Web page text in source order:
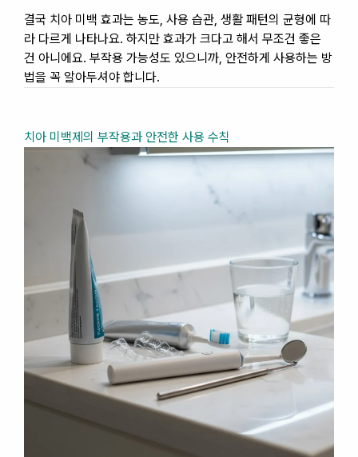
결국 치아 미백 효과는 농도, 사용 습관, 생활 패턴의 균형에 따
라 다르게 나타나요. 하지만 효과가 크다고 해서 무조건 좋은
건 아니에요. 부작용 가능성도 있으니까, 안전하게 사용하는 방
법을 꼭 알아두셔야 합니다.
치아 미백제의 부작용과 안전한 사용 수칙